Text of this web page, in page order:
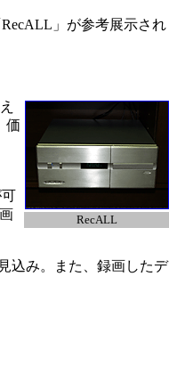
」が参考展示され
RecALL
価
込み。また、録画したデ